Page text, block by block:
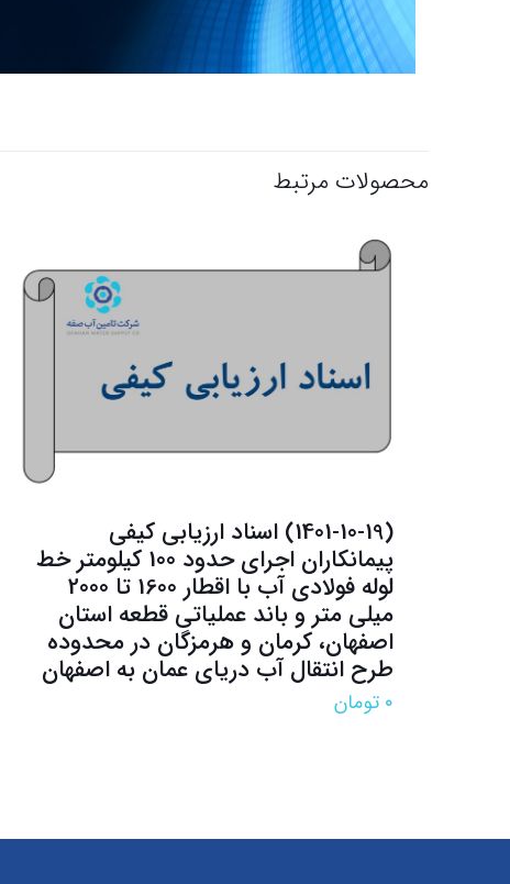
محصولات مرتبط
(1401-10-19) اسناد ارزيابي كيفي
پیمانکاران اجرای حدود 100 کیلومتر خط
لوله فولادی آب با اقطار 1600 تا 2000
میلی متر و باند عملیاتی قطعه استان
اصفهان، کرمان و هرمزگان در محدوده
طرح انتقال آب دریای عمان به اصفهان
۰ تومان